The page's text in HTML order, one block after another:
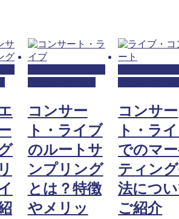
コンサー
ト・ライブ
のルートサ
ンプリング
とは？特徴
やメリッ
コンサー
ト・ラ
でのマ
ティン
法につ
ご紹介